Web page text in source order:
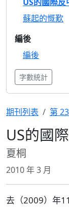
蘇起的慨歎
編後
編後
字數統計
期刊列表 第
US的國
夏桐
2010 年 3 月
去（2009）年